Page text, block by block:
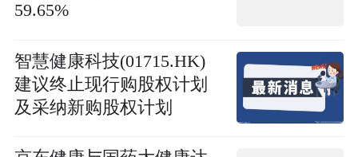
59.65%
智慧健康科技(01715.HK)
建议终止现行购股权计划
及采纳新购股权计划